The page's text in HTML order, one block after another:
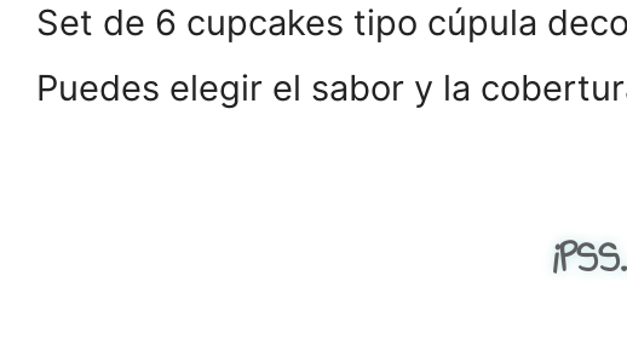
Set de 6 cupcakes tipo cúpula
Puedes elegir el sabor y la